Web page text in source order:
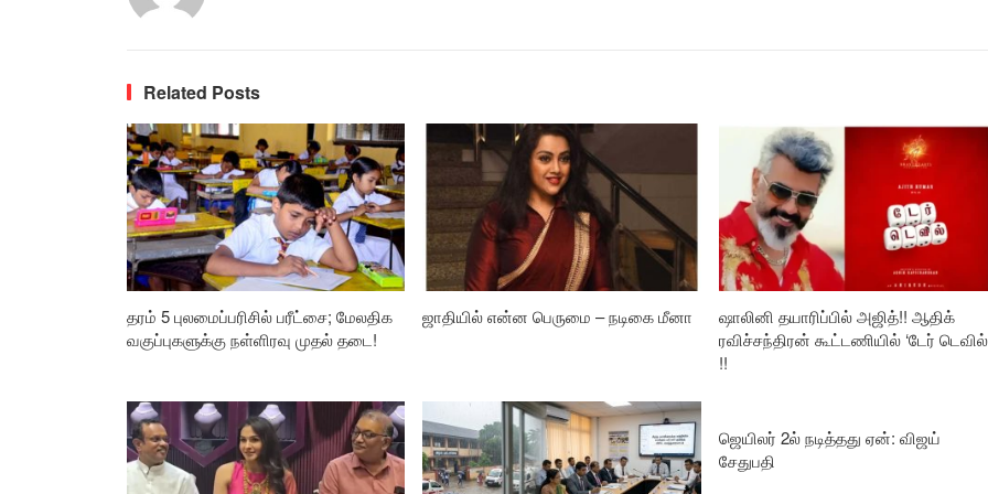
Related Posts
தரம் 5 புலமைப்பரிசில் பரீட்சை; மேலதிக
வகுப்புகளுக்கு நள்ளிரவு முதல் தடை!
ஜாதியில் என்ன பெருமை – நடிகை மீனா
ஷாலினி தயாரிப்பில் அஜித்!! ஆதிக்
ரவிச்சந்திரன் கூட்டணியில் ‘டேர்
!!
ஜெயிலர் 2ல் நடித்தது ஏன்: விஜய்
சேதுபதி